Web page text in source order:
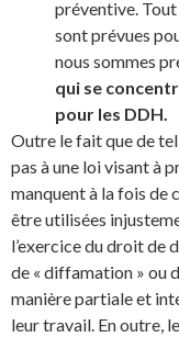
préventive.
sont prévues
nous sommes
qui se
pour les DDH.
Outre le fait que de
pas à une loi visant à
manquent à la fois de
être utilisées
l’exercice du droit de
de « diffamation » ou
manière partiale et
leur travail. En outre,